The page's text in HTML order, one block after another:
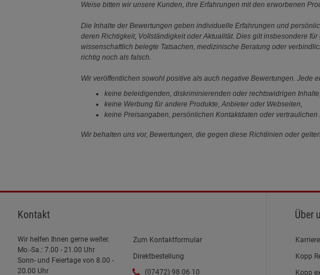
Weise bitten wir unsere Kunden, ihre Erfahrungen mit den erworbenen
Die Inhalte der Bewertungen geben individuelle Erfahrungen und
deren Richtigkeit, Vollständigkeit oder Aktualität. Dies gilt insbesondere
wissenschaftlich belegte Tatsachen, medizinische Beratung oder
richtig noch als falsch.
Wir veröffentlichen sowohl positive als auch negative Bewertungen.
keine beleidigenden, diskriminierenden oder rechtswidrigen Inhalte,
keine Werbung für andere Produkte, Anbieter oder Webseiten,
keine Preisangaben, persönlichen Kontaktdaten oder vertraulichen
Wir behalten uns vor, Bewertungen, die gegen diese Richtlinien oder
Kontakt
Wir helfen Ihnen gerne weiter.
Mo.-Sa.: 7.00 - 21.00 Uhr
Sonn- und Feiertage von 8.00 -
20.00 Uhr
Zum Kontaktformular
Direktbestellung
(07472) 98 06 10
Über
Karriere
Kopp
Kopp